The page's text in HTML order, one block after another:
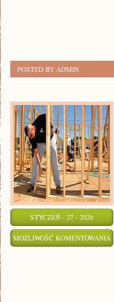
POSTED BY ADMIN
STYCZEŃ - 27 - 2026
MOŻLIWOŚĆ KOMENTOWANIA